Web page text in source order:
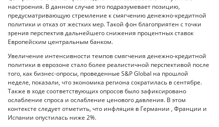
настроения. В данном случае это подразумевает позицию,
предусматривающую стремление к смягчению денежно-кредитной
политики и отказ от жестких мер. Такой фон благоприятен с точки
зрения перспектив дальнейшего снижения процентных ставок
Европейским центральным банком.
Увеличение интенсивности темпов смягчения денежно-кредитной
политики в еврозоне стало более реалистичной перспективой после
того, как бизнес-опросы, проведенные S&P Global на прошлой
неделе, показали, что экономика региона сократилась в сентябре.
Также в ходе соответствующих опросов было зафиксировано
ослабление спроса и ослабление ценового давления. В этом
контексте следует отметить, что инфляция в Германии , Франции и
Испании опустилась ниже 2%.